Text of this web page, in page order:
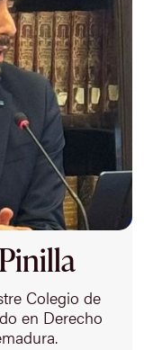
Colegio de
en Derecho